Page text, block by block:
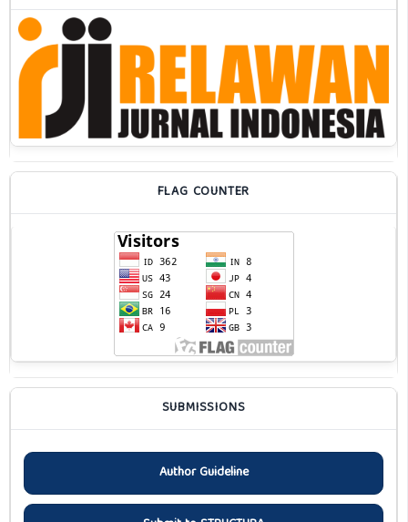
FLAG COUNTER
SUBMISSIONS
Author Guideline